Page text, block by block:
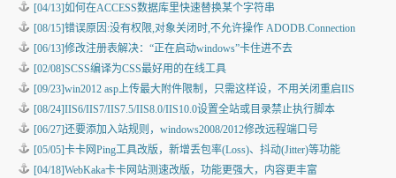
[04/13]如何在ACCESS数据库里快速替换某个字符串
[08/15]错误原因:没有权限,对象关闭时,不允许操作 ADODB.Connection
[06/13]修改注册表解决：“正在启动windows”卡住进不去
[02/08]SCSS编译为CSS最好用的在线工具
[09/23]win2012 asp上传最大附件限制，只需这样设，不用关闭重启IIS
[08/24]IIS6/IIS7/IIS7.5/IIS8.0/IIS10.0设置全站或目录禁止执行脚本
[06/27]还要添加入站规则，windows2008/2012修改远程端口号
[05/05]卡卡网Ping工具改版，新增丢包率(Loss)、抖动(Jitter)等功能
[04/18]WebKaka卡卡网站测速改版，功能更强大，内容更丰富